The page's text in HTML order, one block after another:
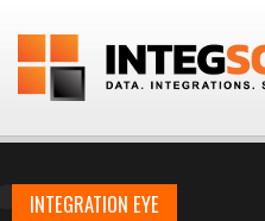
INTEGRATION EYE